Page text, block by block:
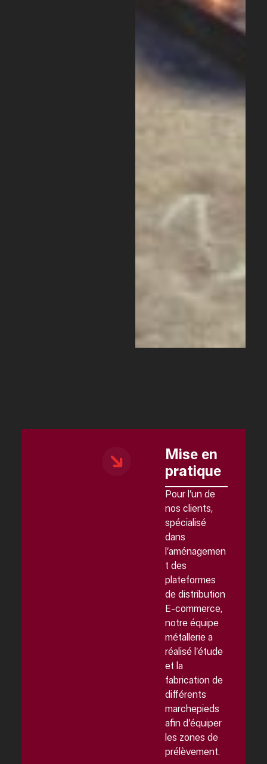
Mise en
pratique
Pour l’un de
nos clients,
spécialisé
dans
l’aménagemen
t des
plateformes
de distribution
E-commerce,
notre équipe
métallerie a
réalisé l’étude
et la
fabrication de
différents
marchepieds
afin d’équiper
les zones de
prélèvement.